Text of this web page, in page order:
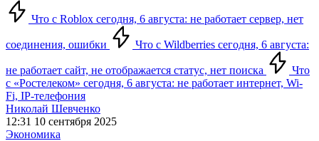
Что с Roblox сегодня, 6 августа: не работает сервер, нет
соединения, ошибки Что с Wildberries сегодня, 6 августа:
не работает сайт, не отображается статус, нет поиска
Что
с «Ростелеком» сегодня, 6 августа: не работает интернет, Wi-
Fi, IP-телефония
Николай Шевченко
12:31 10 сентября 2025
Экономика